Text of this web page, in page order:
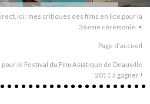
ici : mes critiques des films en lice pour la
36ème cérémonie
Page d'accueil
le Festival du Film Asiatique de Deauville
2011 à gagner !